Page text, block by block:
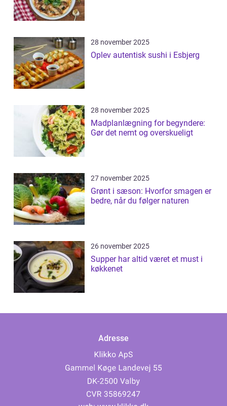
28 november 2025
Oplev autentisk sushi i Esbjerg
28 november 2025
Madplanlægning for begyndere:
Gør det nemt og overskueligt
27 november 2025
Grønt i sæson: Hvorfor smagen er
bedre, når du følger naturen
26 november 2025
Supper har altid været et must i
køkkenet
Adresse